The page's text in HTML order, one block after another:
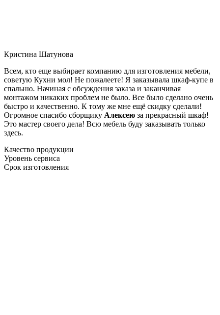
Кристина Шатунова
Всем, кто еще выбирает компанию для изготовления мебели,
советую Кухни мол! Не пожалеете! Я заказывала шкаф-купе в
спальню. Начиная с обсуждения заказа и заканчивая
монтажом никаких проблем не было. Все было сделано очень
быстро и качественно. К тому же мне ещё скидку сделали!
Огромное спасибо сборщику Алексею за прекрасный шкаф!
Это мастер своего дела! Всю мебель буду заказывать только
здесь.
Качество продукции
Уровень сервиса
Срок изготовления